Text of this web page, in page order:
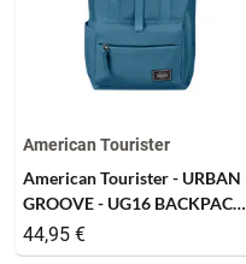
American Tourister
American Tourister - URBAN
GROOVE - UG16 BACKPACK
CITY - stone blue
44,95 €